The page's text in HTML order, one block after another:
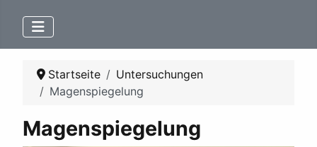
Startseite
Untersuchungen
Magenspiegelung
Magenspiegelung